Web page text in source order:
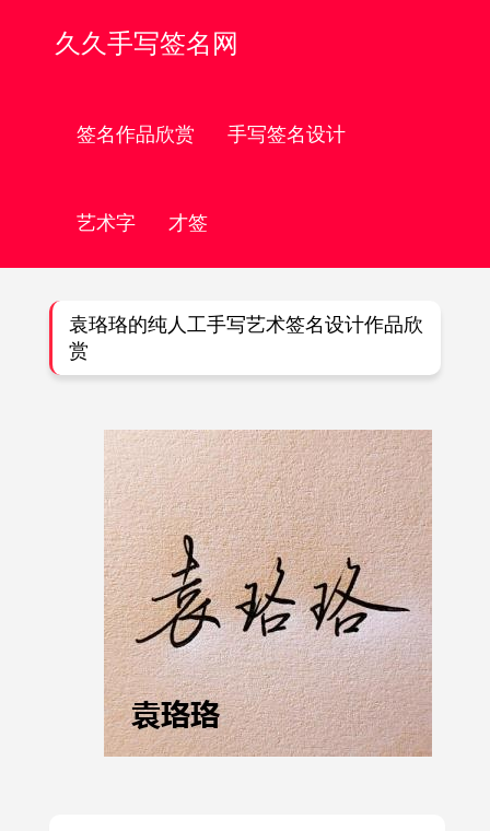
久久手写签名网
签名作品欣赏 手写签名设计
艺术字 才签
袁珞珞的纯人工手写艺术签名设计作品欣
赏